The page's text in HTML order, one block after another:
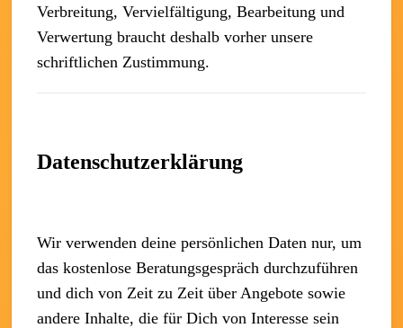
Verbreitung, Vervielfältigung, Bearbeitung und
Verwertung braucht deshalb vorher unsere
schriftlichen Zustimmung.
Datenschutzerklärung
Wir verwenden deine persönlichen Daten nur, um
das kostenlose Beratungsgespräch durchzuführen
und dich von Zeit zu Zeit über Angebote sowie
andere Inhalte, die für Dich von Interesse sein